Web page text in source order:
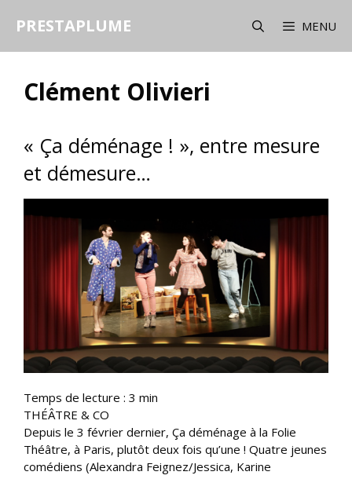
PRESTAPLUME MENU
Clément Olivieri
« Ça déménage ! », entre mesure
et démesure…
Temps de lecture : 3 min
THÉÂTRE & CO
Depuis le 3 février dernier, Ça déménage à la Folie
Théâtre, à Paris, plutôt deux fois qu’une ! Quatre jeunes
comédiens (Alexandra Feignez/Jessica, Karine